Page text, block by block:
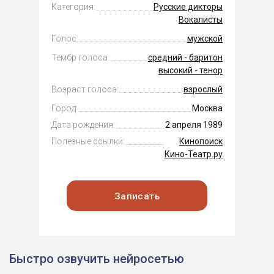
Категория:
Русские дикторы
Вокалисты
Голос:
мужской
Тембр голоса:
средний - баритон
высокий - тенор
Возраст голоса:
взрослый
Город:
Москва
Дата рождения:
2 апреля 1989
Полезные ссылки:
Кинопоиск
Кино-Театр.ру
Записать
Быстро озвучить нейросетью